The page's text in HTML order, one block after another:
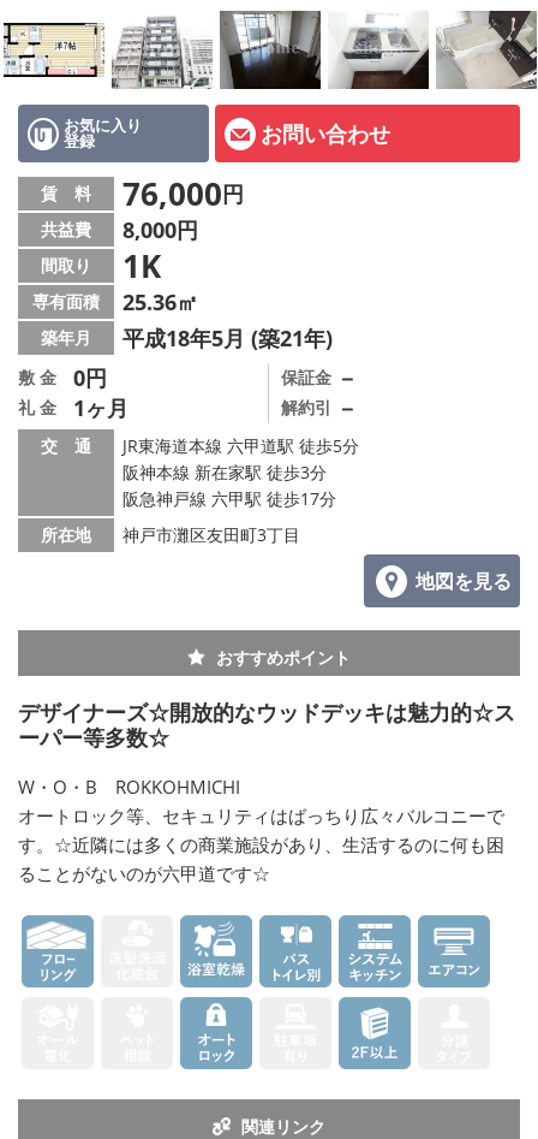
メールでお問い合わせ
お気に入り
登録 お問い合わせ
賃 料 76,000円
共益費 8,000円
間取り 1K
専有面積 25.36㎡
築年月 平成18年5月 (築21年)
敷 金 0円
礼 金 1ヶ月
保証金 －
解約引 －
交 通
JR東海道本線 六甲道駅 徒歩5分
阪神本線 新在家駅 徒歩3分
阪急神戸線 六甲駅 徒歩17分
所在地
神戸市灘区友田町3丁目
地図を見る
おすすめポイント
デザイナーズ☆開放的なウッドデッキは魅力的☆ス
ーパー等多数☆
W・O・B ROKKOHMICHI
オートロック等、セキュリティはばっちり広々バルコニーで
す。☆近隣には多くの商業施設があり、生活するのに何も困
ることがないのが六甲道です☆
関連リンク